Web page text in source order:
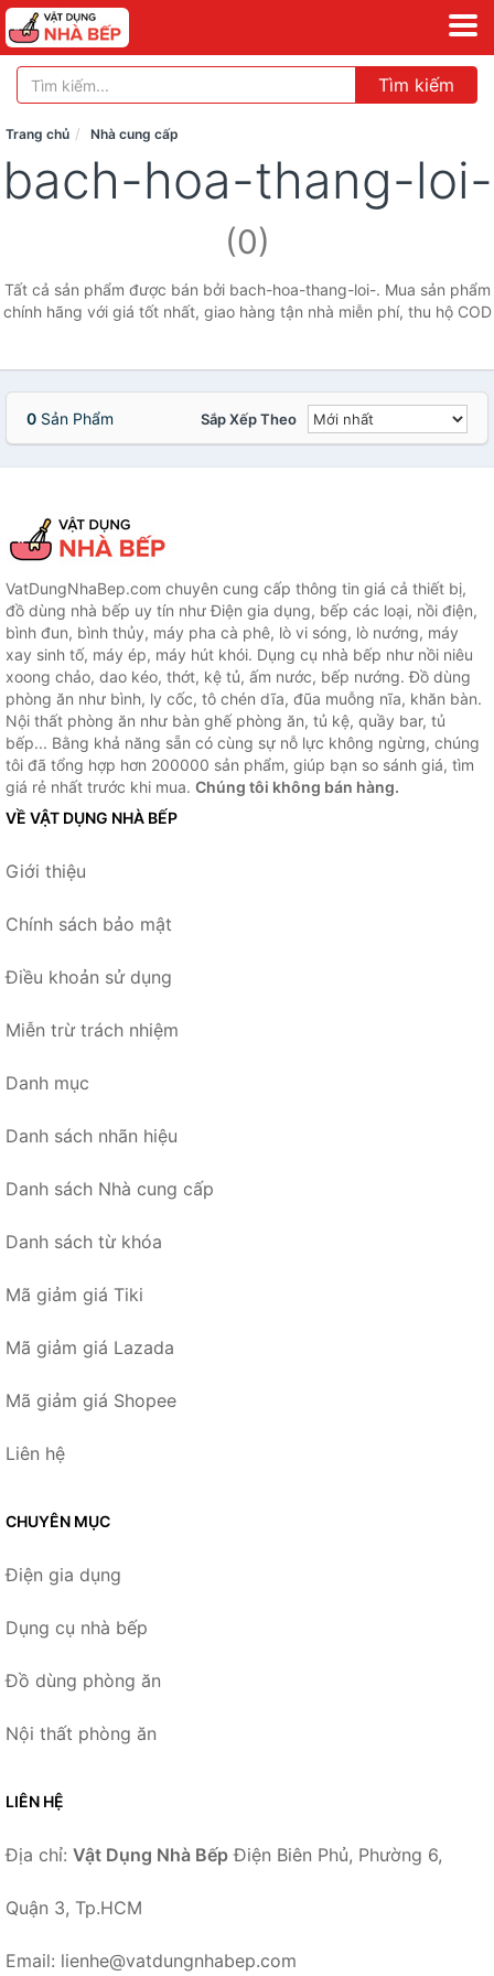
Tìm kiếm
Trang chủ Nhà cung cấp
bach-hoa-thang-loi-
(0)
Tất cả sản phẩm được bán bởi bach-hoa-thang-loi-. Mua sản phẩm
chính hãng với giá tốt nhất, giao hàng tận nhà miễn phí, thu hộ COD
0 Sản Phẩm Sắp Xếp Theo
VatDungNhaBep.com chuyên cung cấp thông tin giá cả thiết bị,
đồ dùng nhà bếp uy tín như Điện gia dụng, bếp các loại, nồi điện,
bình đun, bình thủy, máy pha cà phê, lò vi sóng, lò nướng, máy
xay sinh tố, máy ép, máy hút khói. Dụng cụ nhà bếp như nồi niêu
xoong chảo, dao kéo, thớt, kệ tủ, ấm nước, bếp nướng. Đồ dùng
phòng ăn như bình, ly cốc, tô chén dĩa, đũa muỗng nĩa, khăn bàn.
Nội thất phòng ăn như bàn ghế phòng ăn, tủ kệ, quầy bar, tủ
bếp... Bằng khả năng sẵn có cùng sự nỗ lực không ngừng, chúng
tôi đã tổng hợp hơn 200000 sản phẩm, giúp bạn so sánh giá, tìm
giá rẻ nhất trước khi mua. Chúng tôi không bán hàng.
VỀ VẬT DỤNG NHÀ BẾP
Giới thiệu
Chính sách bảo mật
Điều khoản sử dụng
Miễn trừ trách nhiệm
Danh mục
Danh sách nhãn hiệu
Danh sách Nhà cung cấp
Danh sách từ khóa
Mã giảm giá Tiki
Mã giảm giá Lazada
Mã giảm giá Shopee
Liên hệ
CHUYÊN MỤC
Điện gia dụng
Dụng cụ nhà bếp
Đồ dùng phòng ăn
Nội thất phòng ăn
LIÊN HỆ
Địa chỉ: Vật Dụng Nhà Bếp Điện Biên Phủ, Phường 6,
Quận 3, Tp.HCM
Email: lienhe@vatdungnhabep.com